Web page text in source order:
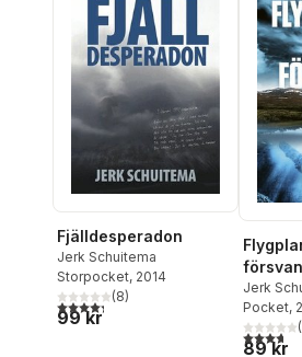
Fjälldesperadon
Jerk Schuitema
Storpocket, 2014
4,3utav 5 stjärnor. Totalt antal röster:
(8)
99 kr
Jerk
Pocket,
3,7utav (
89 kr